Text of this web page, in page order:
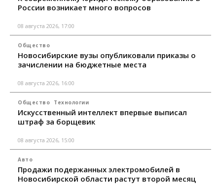
России возникает много вопросов
08 августа 2026, 17:00
Общество
Новосибирские вузы опубликовали приказы о
зачислении на бюджетные места
08 августа 2026, 16:00
Общество Технологии
Искусственный интеллект впервые выписал
штраф за борщевик
08 августа 2026, 15:00
Авто
Продажи подержанных электромобилей в
Новосибирской области растут второй месяц